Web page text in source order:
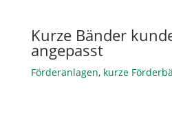
Kurze Bänder
angepasst
Förderanlagen, kurze